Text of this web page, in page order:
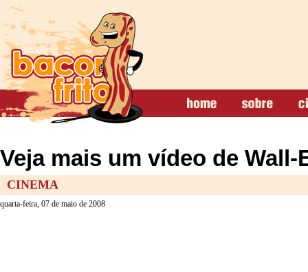
Veja mais um vídeo de Wall-
CINEMA
quarta-feira, 07 de maio de 2008